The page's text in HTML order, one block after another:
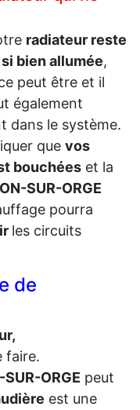
radiateur reste
bien allumée,
peut être et il
également
dans le système.
que vos
bouchées et la
SUR-ORGE
pourra
les circuits
de
faire.
ORGE peut
est une